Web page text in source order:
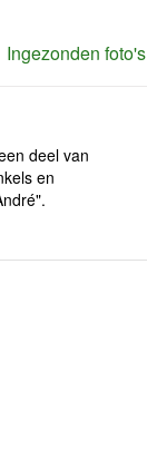
Ingezonden foto's
deel van
en